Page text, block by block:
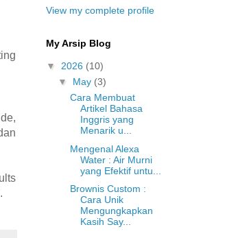
View my complete profile
My Arsip Blog
▼ 2026 (10)
▼ May (3)
Cara Membuat
Artikel Bahasa
Inggris yang
Menarik u...
Mengenal Alexa
Water : Air Murni
yang Efektif untu...
Brownis Custom :
Cara Unik
Mengungkapkan
Kasih Say...